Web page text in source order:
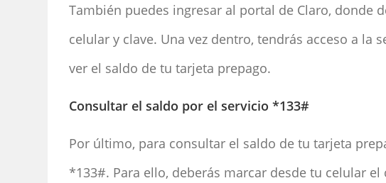
También puedes ingresar al portal de Claro, donde
celular y clave. Una vez dentro, tendrás acceso a la
ver el saldo de tu tarjeta prepago.
Consultar el saldo por el servicio *133#
Por último, para consultar el saldo de tu tarjeta
*133#. Para ello, deberás marcar desde tu celular